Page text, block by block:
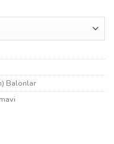
Balonlar